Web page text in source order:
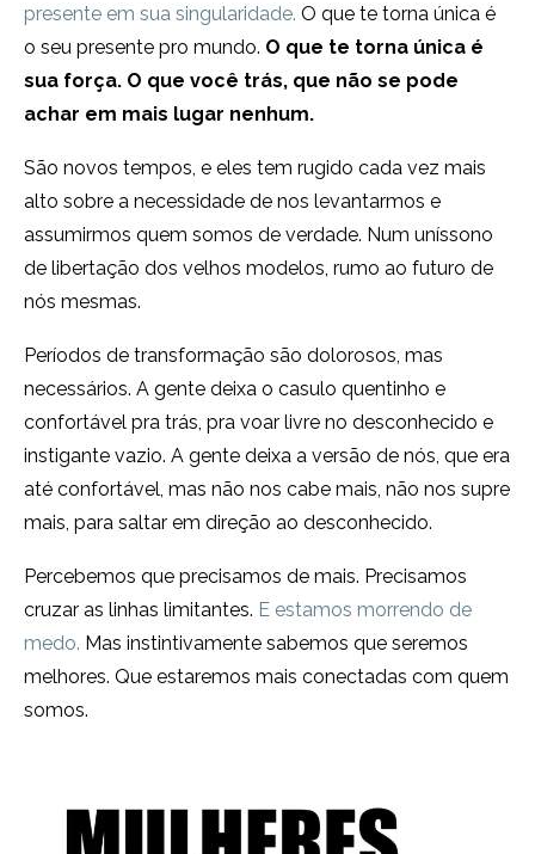
presente em sua singularidade. O que te torna única é
o seu presente pro mundo. O que te torna única é
sua força. O que você trás, que não se pode
achar em mais lugar nenhum.
São novos tempos, e eles tem rugido cada vez mais
alto sobre a necessidade de nos levantarmos e
assumirmos quem somos de verdade. Num uníssono
de libertação dos velhos modelos, rumo ao futuro de
nós mesmas.
Períodos de transformação são dolorosos, mas
necessários. A gente deixa o casulo quentinho e
confortável pra trás, pra voar livre no desconhecido e
instigante vazio. A gente deixa a versão de nós, que era
até confortável, mas não nos cabe mais, não nos supre
mais, para saltar em direção ao desconhecido.
Percebemos que precisamos de mais. Precisamos
cruzar as linhas limitantes. E estamos morrendo de
medo. Mas instintivamente sabemos que seremos
melhores. Que estaremos mais conectadas com quem
somos.